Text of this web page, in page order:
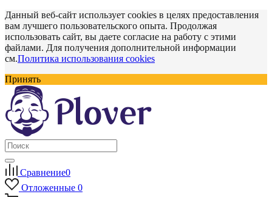
Данный веб-сайт использует cookies в целях предоставления
вам лучшего пользовательского опыта. Продолжая
использовать сайт, вы даете согласие на работу с этими
файлами. Для получения дополнительной информации
см.Политика использования cookies
Принять
Сравнение0
Отложенные 0